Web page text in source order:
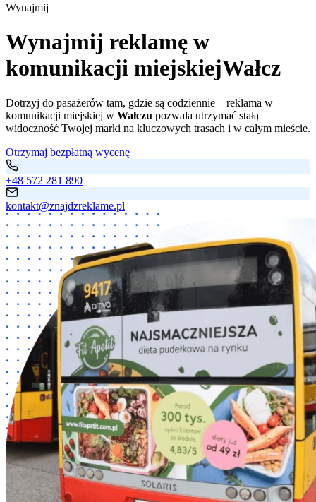
Wynajmij
Wynajmij reklamę w
komunikacji miejskiejWałcz
Dotrzyj do pasażerów tam, gdzie są codziennie – reklama w
komunikacji miejskiej w Wałczu pozwala utrzymać stałą
widoczność Twojej marki na kluczowych trasach i w całym mieście.
Otrzymaj bezpłatną wycenę
+48 572 281 890
kontakt@znajdzreklame.pl